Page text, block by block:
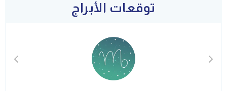
توقعات الأبراج